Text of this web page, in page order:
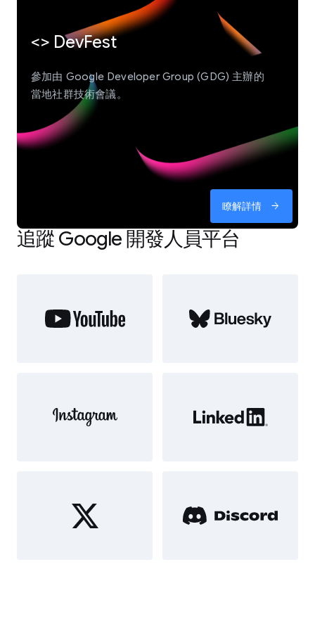
<> DevFest
參加由 Google Developer Group (GDG) 主辦的
當地社群技術會議。
瞭解詳情 arrow_forward
追蹤 Google 開發人員平台